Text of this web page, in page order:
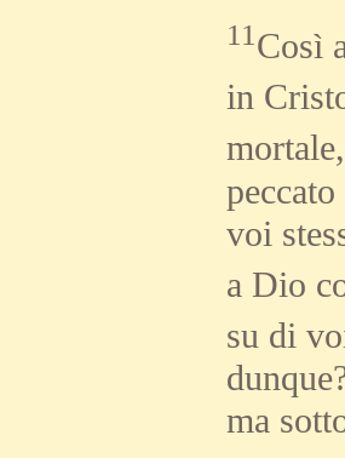
11 Così
in
voi
a Dio
su di
ma